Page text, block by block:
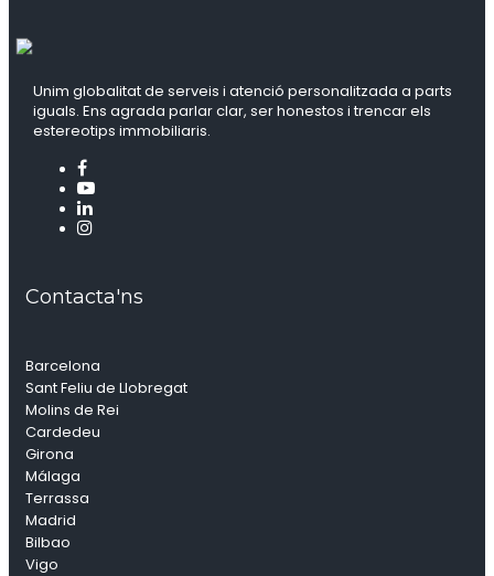
Unim globalitat de serveis i atenció personalitzada a parts
iguals. Ens agrada parlar clar, ser honestos i trencar els
estereotips immobiliaris.
Contacta'ns
Barcelona
Sant Feliu de Llobregat
Molins de Rei
Cardedeu
Girona
Málaga
Terrassa
Madrid
Bilbao
Vigo